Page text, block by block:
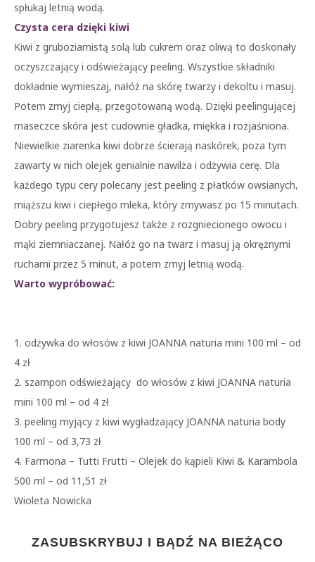
spłukaj letnią wodą.
Czysta cera dzięki kiwi
Kiwi z gruboziarnistą solą lub cukrem oraz oliwą to doskonały
oczyszczający i odświeżający peeling. Wszystkie składniki
dokładnie wymieszaj, nałóż na skórę twarzy i dekoltu i masuj.
Potem zmyj ciepłą, przegotowaną wodą. Dzięki peelingującej
maseczce skóra jest cudownie gładka, miękka i rozjaśniona.
Niewielkie ziarenka kiwi dobrze ścierają naskórek, poza tym
zawarty w nich olejek genialnie nawilża i odżywia cerę. Dla
każdego typu cery polecany jest peeling z płatków owsianych,
miąższu kiwi i ciepłego mleka, który zmywasz po 15 minutach.
Dobry peeling przygotujesz także z rozgniecionego owocu i
mąki ziemniaczanej. Nałóż go na twarz i masuj ją okrężnymi
ruchami przez 5 minut, a potem zmyj letnią wodą.
Warto wypróbować:
1. odżywka do włosów z kiwi JOANNA naturia mini 100 ml – od
4 zł
2. szampon odświeżający do włosów z kiwi JOANNA naturia
mini 100 ml – od 4 zł
3. peeling myjący z kiwi wygładzający JOANNA naturia body
100 ml – od 3,73 zł
4. Farmona – Tutti Frutti – Olejek do kąpieli Kiwi & Karambola
500 ml – od 11,51 zł
Wioleta Nowicka
ZASUBSKRYBUJ I BĄDŹ NA BIEŻĄCO